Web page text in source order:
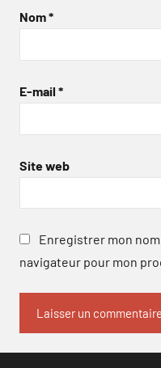
Nom*
E-mail *
Site web
Enregistrer mon
navigateur pour mon